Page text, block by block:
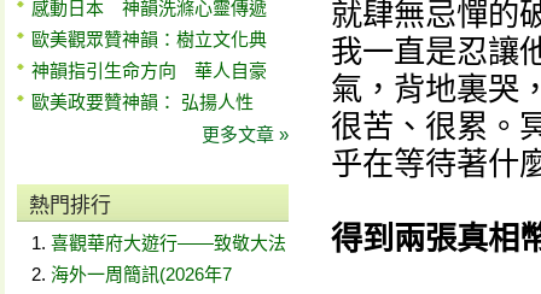
感動日本 神韻洗滌心靈傳遞
歐美觀眾贊神韻：樹立文化典
神韻指引生命方向 華人自豪
歐美政要贊神韻： 弘揚人性
更多文章 »
熱門排行
喜觀華府大遊行——致敬大法
海外一周簡訊(2026年7
就肆無忌憚的
我一直是忍讓
氣，背地裏哭
很苦、很累。
乎在等待著什
得到兩張真相